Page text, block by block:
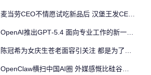
麦当劳CEO不情愿试吃新品后 汉堡王发CEO狠咬皇堡视频借势营销
OpenAI推出GPT‑5.4 面向专业工作的新一代旗舰模型
陈冠希为女庆生苍老面容引关注 都是为了孩子？
OpenClaw横扫中国AI圈 外媒感慨比硅谷更火爆